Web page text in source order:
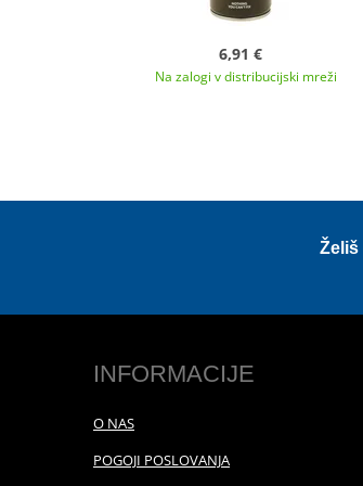
6,91 €
Na zalogi v distribucijski mreži
Želiš
INFORMACIJE
O NAS
POGOJI POSLOVANJA